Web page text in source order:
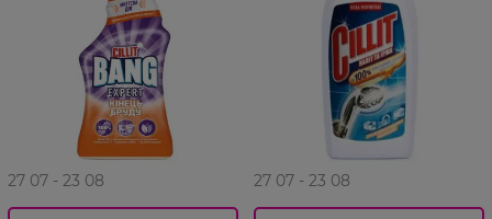
27 07 - 23 08 27 07 - 23 08